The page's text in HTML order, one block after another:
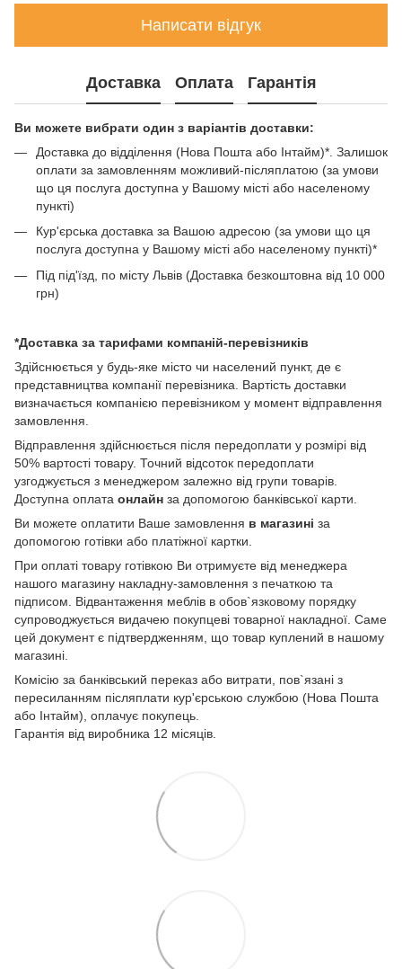
Написати відгук
Доставка Оплата Гарантія
Ви можете вибрати один з варіантів доставки:
Доставка до відділення (Нова Пошта або Інтайм)*. Залишок
оплати за замовленням можливий-післяплатою (за умови
що ця послуга доступна у Вашому місті або населеному
пункті)
Кур'єрська доставка за Вашою адресою (за умови що ця
послуга доступна у Вашому місті або населеному пункті)*
Під під'їзд, по місту Львів (Доставка безкоштовна від 10 000
грн)
*Доставка за тарифами компаній-перевізників
Здійснюється у будь-яке місто чи населений пункт, де є
представництва компанії перевізника. Вартість доставки
визначається компанією перевізником у момент відправлення
замовлення.
Відправлення здійснюється після передоплати у розмірі від
50% вартості товару. Точний відсоток передоплати
узгоджується з менеджером залежно від групи товарів.
Доступна оплата онлайн за допомогою банківської карти.
Ви можете оплатити Ваше замовлення в магазині за
допомогою готівки або платіжної картки.
При оплаті товару готівкою Ви отримуєте від менеджера
нашого магазину накладну-замовлення з печаткою та
підписом. Відвантаження меблів в обов`язковому порядку
супроводжується видачею покупцеві товарної накладної. Саме
цей документ є підтвердженням, що товар куплений в нашому
магазині.
Комісію за банківський переказ або витрати, пов`язані з
пересиланням післяплати кур'єрською службою (Нова Пошта
або Інтайм), оплачує покупець.
Гарантія від виробника 12 місяців.